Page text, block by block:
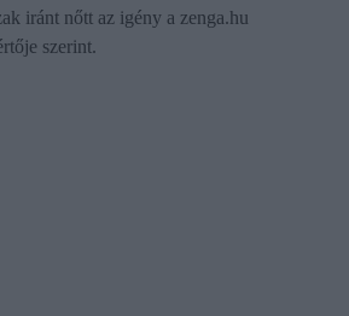
iránt nőtt az igény a zenga.hu
szerint.